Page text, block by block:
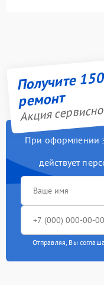
Получите
ремонт
Акция
При оформлении
действует
Отправляя, Вы